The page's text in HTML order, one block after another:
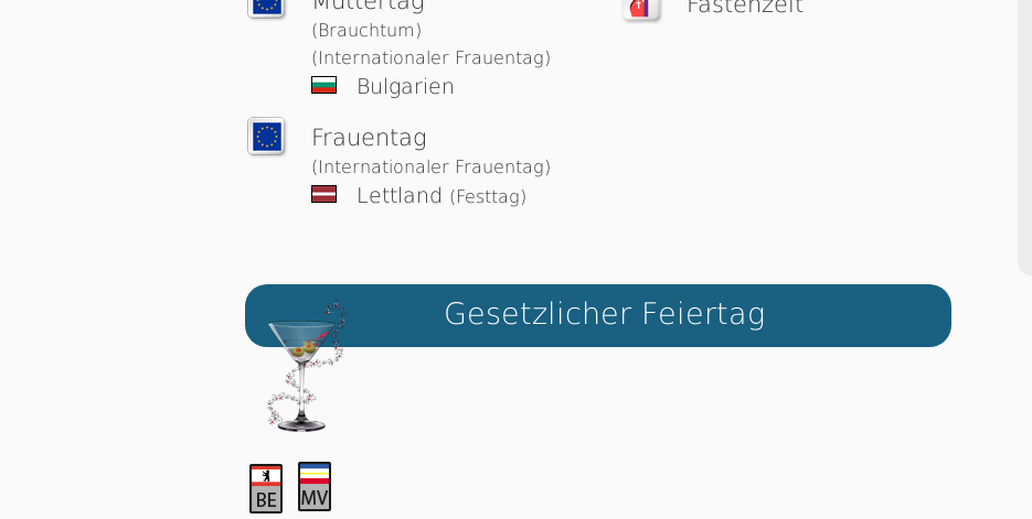
(Brauchtum)
(Internationaler Frauentag)
Bulgarien
Frauentag
(Internationaler Frauentag)
Lettland (Festtag)
Gesetzlicher Feiertag